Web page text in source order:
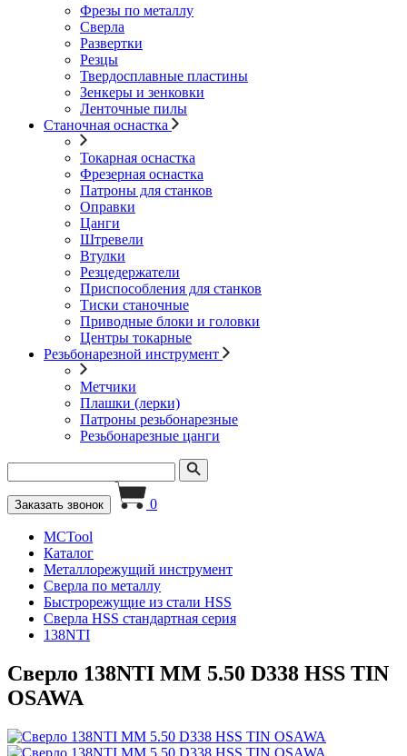
Фрезы по металлу
Сверла
Развертки
Резцы
Твердосплавные пластины
Зенкеры и зенковки
Ленточные пилы
Станочная оснастка
Токарная оснастка
Фрезерная оснастка
Патроны для станков
Оправки
Цанги
Штревели
Втулки
Резцедержатели
Приспособления для станков
Тиски станочные
Приводные блоки и головки
Центры токарные
Резьбонарезной инструмент
Метчики
Плашки (лерки)
Патроны резьбонарезные
Резьбонарезные цанги
Заказать звонок 0
MCTool
Каталог
Металлорежущий инструмент
Сверла по металлу
Быстрорежущие из стали HSS
Сверла HSS стандартная серия
138NTI
Сверло 138NTI MM 5.50 D338 HSS TIN
OSAWA